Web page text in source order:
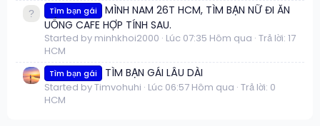
Tìm bạn gái
MÌNH NAM 26T HCM, TÌM BẠN NỮ ĐI ĂN
UỐNG CAFE HỢP TÍNH SAU.
Started by minhkhoi2000 Lúc 07:35 Hôm qua Trả lời: 17
HCM
Tìm bạn gái TÌM BẠN GÁI LÂU DÀI
Started by Timvohuhi Lúc 06:57 Hôm qua Trả lời: 0
HCM